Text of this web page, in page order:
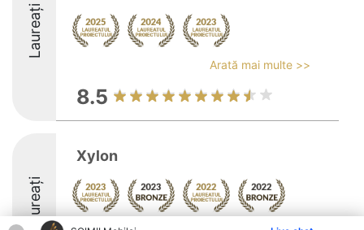
Laureați
Arată mai multe >>
8.5
Laureați
Xylon